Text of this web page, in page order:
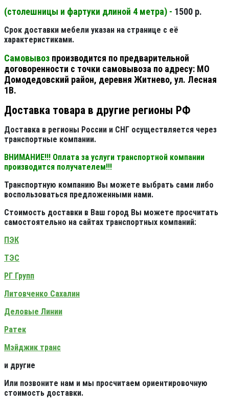
(столешницы и фартуки длиной 4 метра) - 1500 р.
Срок доставки мебели указан на странице с её
характеристиками.
Самовывоз производится по предварительной
договоренности с точки самовывоза по адресу: МО
Домодедовский район, деревня Житнево, ул. Лесная
1В.
Доставка товара в другие регионы РФ
Доставка в регионы России и СНГ осуществляется через
транспортные компании.
ВНИМАНИЕ!!! Оплата за услуги транспортной компании
производится получателем!!!
Транспортную компанию Вы можете выбрать сами либо
воспользоваться предложенными нами.
Стоимость доставки в Ваш город Вы можете просчитать
самостоятельно на сайтах транспортных компаний:
ПЭК
ТЭС
РГ Групп
Литовченко Сахалин
Деловые Линии
Ратек
Мэйджик транс
и другие
Или позвоните нам и мы просчитаем ориентировочную
стоимость доставки.